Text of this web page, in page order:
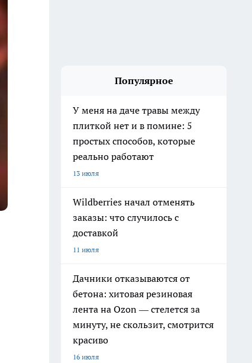
Популярное
У меня на даче травы между
плиткой нет и в помине: 5
простых способов, которые
реально работают
13 июля
Wildberries начал отменять
заказы: что случилось с
доставкой
11 июля
Дачники отказываются от
бетона: хитовая резиновая
лента на Ozon — стелется за
минуту, не скользит, смотрится
красиво
16 июля